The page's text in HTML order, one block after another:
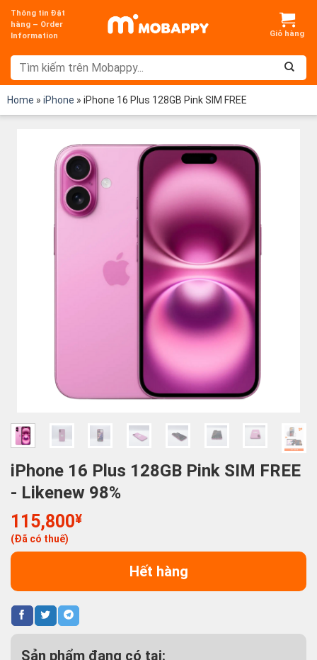
Chuyển
đến
dung
Thông tin Đặt
hàng – Order
Information
Home » iPhone » iPhone 16 Plus 128GB Pink SIM FREE
iPhone 16 Plus 128GB Pink SIM FREE
- Likenew 98%
115,800¥
(Đã có thuế)
Hết hàng
Sản phẩm đang có tại: